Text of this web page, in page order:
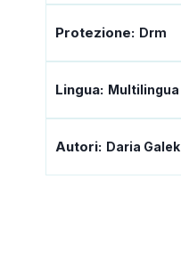
Protezione: Drm
Lingua: Multilingua
Autori: Daria Galek